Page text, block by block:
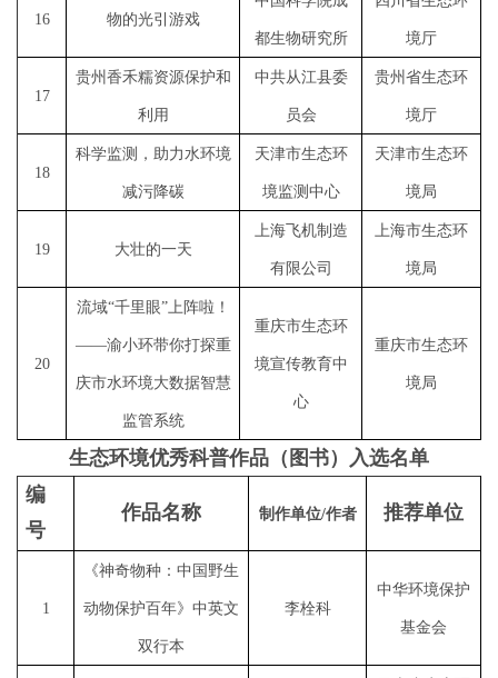
16 物的光引游戏
都生物研究所 境厅
17
贵州香禾糯资源保护和
利用
中共从江县委
员会
贵州省生态环
境厅
18
科学监测，助力水环境
减污降碳
天津市生态环
境监测中心
天津市生态环
境局
19 大壮的一天
上海飞机制造
有限公司
上海市生态环
境局
20
流域“千里眼”上阵啦！
——渝小环带你打探重
庆市水环境大数据智慧
监管系统
重庆市生态环
境宣传教育中
心
重庆市生态环
境局
生态环境优秀科普作品（图书）入选名单
编
号
作品名称 制作单位/作者 推荐单位
1
《神奇物种：中国野生
动物保护百年》中英文
双行本
李栓科
中华环境保护
基金会